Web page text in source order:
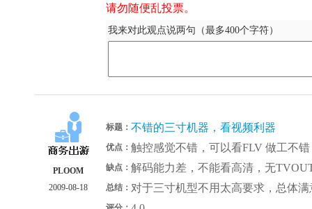
请勿随便乱投票。
我来对此观点说两句（最多400个字符）
PLOOM
2009-08-18
标题： 不错的三寸机器，看视频利器
优点： 触控感觉不错，可以看FLV 做工不错
缺点： 解码能力差，不能看高清，无
总结： 对于三寸机型不用太高要求，总体满